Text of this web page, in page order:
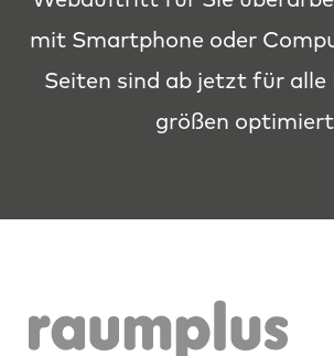
mit Smart­phone oder
Seit­en sind ab jet­zt für
größen